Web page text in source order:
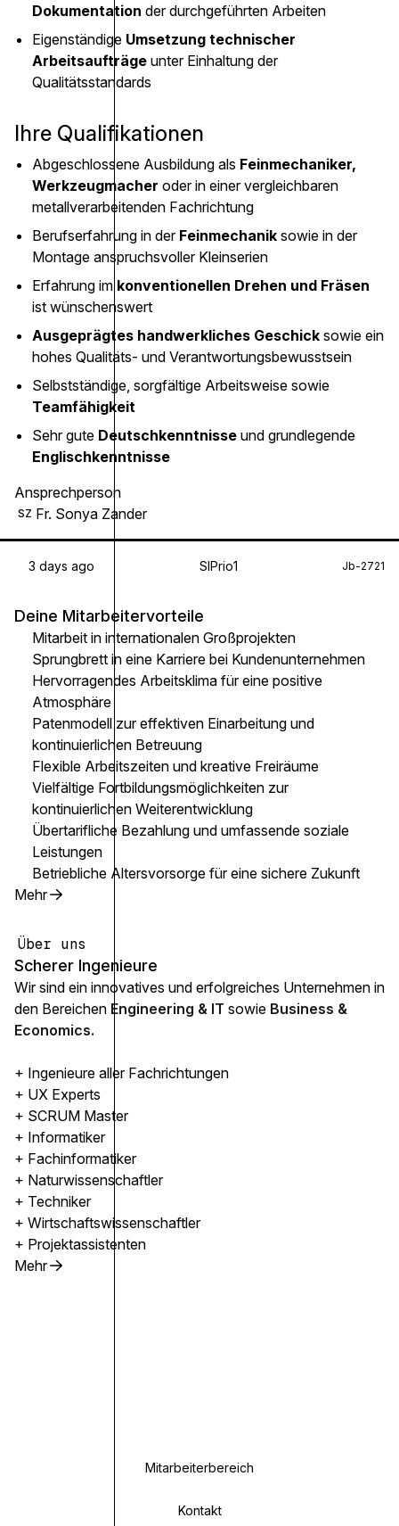
Dokumentation der durchgeführten Arbeiten
Eigenständige Umsetzung technischer
Arbeitsaufträge unter Einhaltung der
Qualitätsstandards
Ihre Qualifikationen
Abgeschlossene Ausbildung als Feinmechaniker,
Werkzeugmacher oder in einer vergleichbaren
metallverarbeitenden Fachrichtung
Berufserfahrung in der Feinmechanik sowie in der
Montage anspruchsvoller Kleinserien
Erfahrung im konventionellen Drehen und Fräsen
ist wünschenswert
Ausgeprägtes handwerkliches Geschick sowie ein
hohes Qualitäts- und Verantwortungsbewusstsein
Selbstständige, sorgfältige Arbeitsweise sowie
Teamfähigkeit
Sehr gute Deutschkenntnisse und grundlegende
Englischkenntnisse
Ansprechperson
SZ Fr. Sonya Zander
3 days ago SIPrio1 Jb-2721
Über uns
Scherer Ingenieure
Wir sind ein innovatives und erfolgreiches Unternehmen in
den Bereichen Engineering & IT sowie Business &
Economics.
+ Ingenieure aller Fachrichtungen
+ UX Experts
+ SCRUM Master
+ Informatiker
+ Fachinformatiker
+ Naturwissenschaftler
+ Techniker
+ Wirtschaftswissenschaftler
+ Projektassistenten
Mehr
Deine Mitarbeitervorteile
Mitarbeit in internationalen Großprojekten
Sprungbrett in eine Karriere bei Kundenunternehmen
Hervorragendes Arbeitsklima für eine positive
Atmosphäre
Patenmodell zur effektiven Einarbeitung und
kontinuierlichen Betreuung
Flexible Arbeitszeiten und kreative Freiräume
Vielfältige Fortbildungsmöglichkeiten zur
kontinuierlichen Weiterentwicklung
Übertarifliche Bezahlung und umfassende soziale
Leistungen
Betriebliche Altersvorsorge für eine sichere Zukunft
Mehr
Mitarbeiterbereich
Kontakt